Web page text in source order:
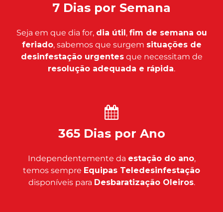
7 Dias por Semana
Seja em que dia for, dia útil, fim de semana ou
feriado, sabemos que surgem situações de
desinfestação urgentesque necessitam de
resolução adequada e rápida.
365 Dias por Ano
Independentemente da estação do ano,
temos sempre Equipas Teledesinfestação
disponíveis para Desbaratização Oleiros.